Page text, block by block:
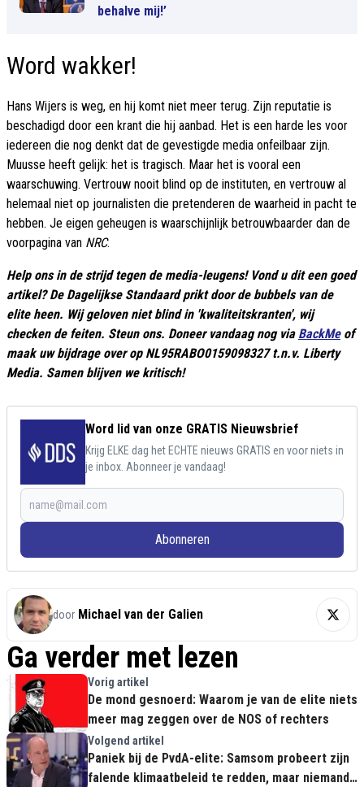
behalve mij!’
Word wakker!
Hans Wijers is weg, en hij komt niet meer terug. Zijn reputatie is
beschadigd door een krant die hij aanbad. Het is een harde les voor
iedereen die nog denkt dat de gevestigde media onfeilbaar zijn.
Muusse heeft gelijk: het is tragisch. Maar het is vooral een
waarschuwing. Vertrouw nooit blind op de instituten, en vertrouw al
helemaal niet op journalisten die pretenderen de waarheid in pacht te
hebben. Je eigen geheugen is waarschijnlijk betrouwbaarder dan de
voorpagina van NRC.
Help ons in de strijd tegen de media-leugens! Vond u dit een goed
artikel? De Dagelijkse Standaard prikt door de bubbels van de
elite heen. Wij geloven niet blind in 'kwaliteitskranten', wij
checken de feiten. Steun ons. Doneer vandaag nog via BackMeof
maak uw bijdrage over op NL95RABO0159098327 t.n.v. Liberty
Media. Samen blijven we kritisch!
Word lid van onze GRATIS Nieuwsbrief
Krijg ELKE dag het ECHTE nieuws GRATIS en voor niets in
je inbox. Abonneer je vandaag!
Abonneren
door Michael van der Galien
Ga verder met lezen
Vorig artikel
De mond gesnoerd: Waarom je van de elite niets
meer mag zeggen over de NOS of rechters
Volgend artikel
Paniek bij de PvdA-elite: Samsom probeert zijn
falende klimaatbeleid te redden, maar niemand